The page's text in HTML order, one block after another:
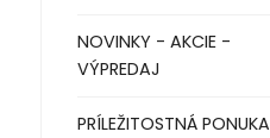
NOVINKY - AKCIE -
VÝPREDAJ
PRÍLEŽITOSTNÁ PONUKA